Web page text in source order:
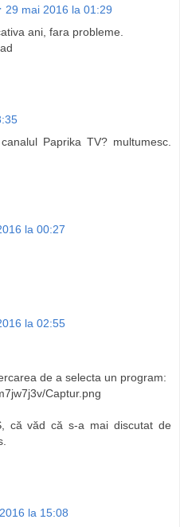
29 mai 2016 la 01:29
ani, fara probleme.
Paprika TV? multumesc.
la 00:27
la 02:55
de a selecta un program:
Captur.png
că văd că s-a mai discutat de
la 15:08